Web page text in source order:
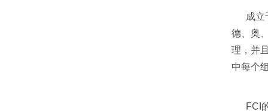
成立
德、奥
理，并
中每个
FCI的